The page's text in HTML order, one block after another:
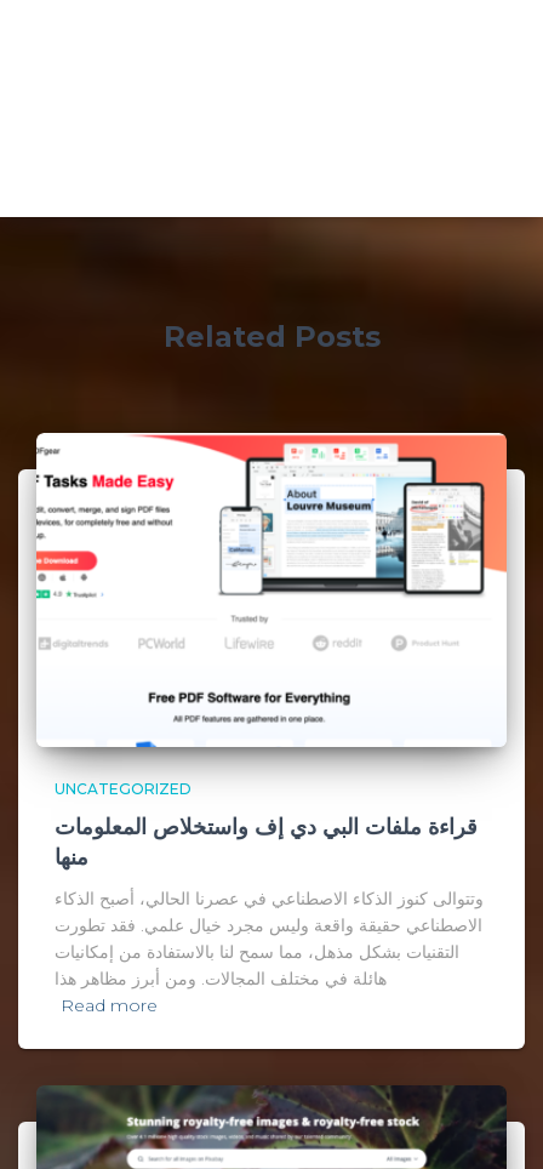
Related Posts
UNCATEGORIZED
قراءة ملفات البي دي إف واستخلاص المعلومات
منها
وتتوالى كنوز الذكاء الاصطناعي في عصرنا الحالي، أصبح الذكاء
الاصطناعي حقيقة واقعة وليس مجرد خيال علمي. فقد تطورت
التقنيات بشكل مذهل، مما سمح لنا بالاستفادة من إمكانيات
هائلة في مختلف المجالات. ومن أبرز مظاهر هذا
Read more